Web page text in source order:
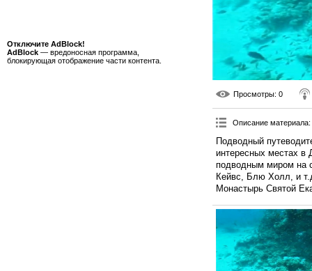
Отключите AdBlock!
AdBlock — вредоносная программа,
блокирующая отображение части контента.
Просмотры: 0
Описание материала:
Подводный
интересных местах в
подводным миром на
Кейвс, Блю Холл, и
Монастырь Святой